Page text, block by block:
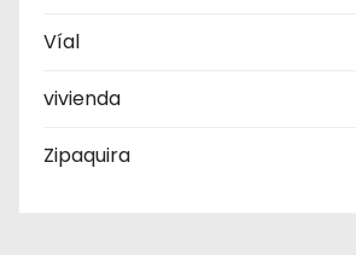
Víal
vivienda
Zipaquira